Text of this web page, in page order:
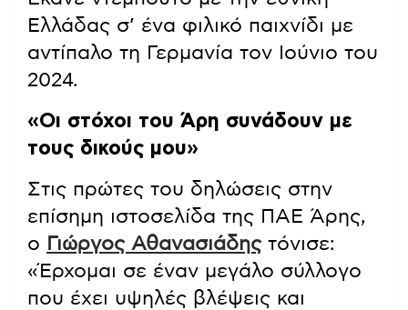
Ελλάδας σ’ ένα φιλικό παιχνίδι με
αντίπαλο τη Γερμανία τον Ιούνιο του
2024.
«Οι στόχοι του Άρη συνάδουν με
τους δικούς μου»
Στις πρώτες του δηλώσεις στην
επίσημη ιστοσελίδα της ΠΑΕ Άρης,
ο Γιώργος Αθανασιάδηςτόνισε:
«Έρχομαι σε έναν μεγάλο σύλλογο
που έχει υψηλές βλέψεις και